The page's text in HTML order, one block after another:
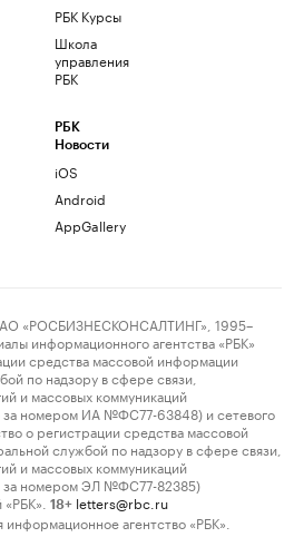
РБК Курсы
Школа
управления
РБК
РБК
Новости
iOS
Android
AppGallery
«РОСБИЗНЕСКОНСАЛТИНГ», 1995–
информационного агентства «РБК»
средства массовой информации
по надзору в сфере связи,
и массовых коммуникаций
за номером ИА №ФС77-63848) и сетевого
о регистрации средства массовой
службой по надзору в сфере связи,
и массовых коммуникаций
за номером ЭЛ №ФС77-82385)
18+ letters@rbc.ru
информационное агентство «РБК».